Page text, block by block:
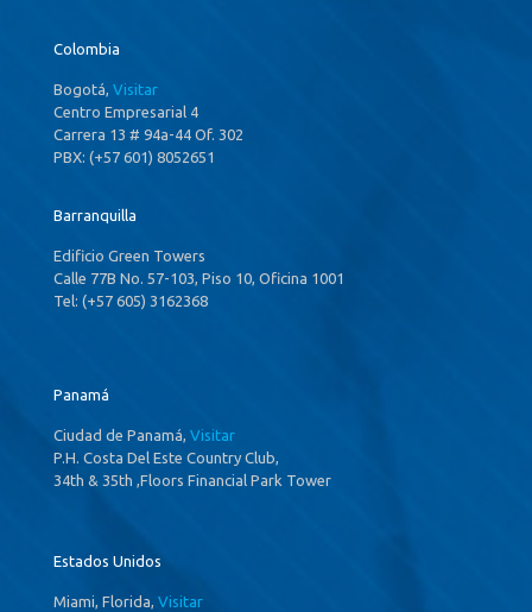
Colombia
Bogotá, Visitar
Centro Empresarial 4
Carrera 13 # 94a-44 Of. 302
PBX: (+57 601) 8052651
Barranquilla
Edificio Green Towers
Calle 77B No. 57-103, Piso 10, Oficina 1001
Tel: (+57 605) 3162368
Panamá
Ciudad de Panamá, Visitar
P.H. Costa Del Este Country Club,
34th & 35th ,Floors Financial Park Tower
Estados Unidos
Miami, Florida, Visitar